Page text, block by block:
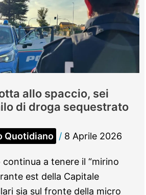
allo spaccio, sei
di droga sequestrato
Quotidiano / 8 Aprile 2026
continua a tenere il “mirino
est della Capitale
sia sul fronte della micro